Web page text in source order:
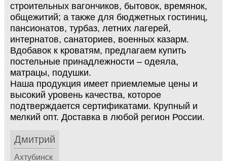
строительных вагончиков, бытовок, времянок,
общежитий; а также для бюджетных гостиниц,
пансионатов, турбаз, летних лагерей,
интернатов, санаториев, военных казарм.
Вдобавок к кроватям, предлагаем купить
постельные принадлежности – одеяла,
матрацы, подушки.
Наша продукция имеет приемлемые цены и
высокий уровень качества, которое
подтверждается сертификатами. Крупный и
мелкий опт. Доставка в любой регион России.
Дмитрий
Ахтубинск